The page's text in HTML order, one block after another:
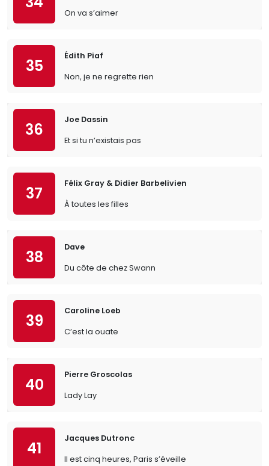
On va s’aimer
35
Édith Piaf
Non, je ne regrette rien
36
Joe Dassin
Et si tu n’existais pas
37
Félix Gray & Didier Barbelivien
À toutes les filles
38
Dave
Du côte de chez Swann
39
Caroline Loeb
C’est la ouate
40
Pierre Groscolas
Lady Lay
41
Jacques Dutronc
Il est cinq heures, Paris s’éveille